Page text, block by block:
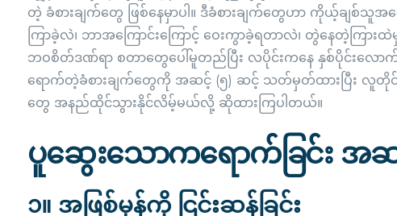
တဲ့ ခံစားချက်တွေ ဖြစ်နေမှာပါ။ ဒီခံစားချက်တွေဟာ ကိုယ့်ချ
ကြာခဲ့လဲ၊ ဘာအကြောင်းကြောင့် ဝေးကွာခဲ့ရတာလဲ၊ တွဲနေတဲ့က
ဘဝစိတ်ဒဏ်ရာ စတာတွေပေါ်မူတည်ပြီး လပိုင်းကနေ နှစ်ပိုင်းလေ
ရောက်တဲ့ခံစားချက်တွေကို အဆင့် (၅) ဆင့် သတ်မှတ်ထားပြီး လူတိုင်
တွေ အနည်ထိုင်သွားနိုင်လိမ့်မယ်လို့ ဆိုထားကြပါတယ်။
ပူဆွေးသောကရောက်ခြင်း အ
၁။ အဖြစ်မှန်ကို ငြင်းဆန်ခြင်း